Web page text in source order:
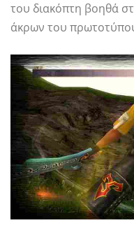
του διακόπτη βοηθά
άκρων του